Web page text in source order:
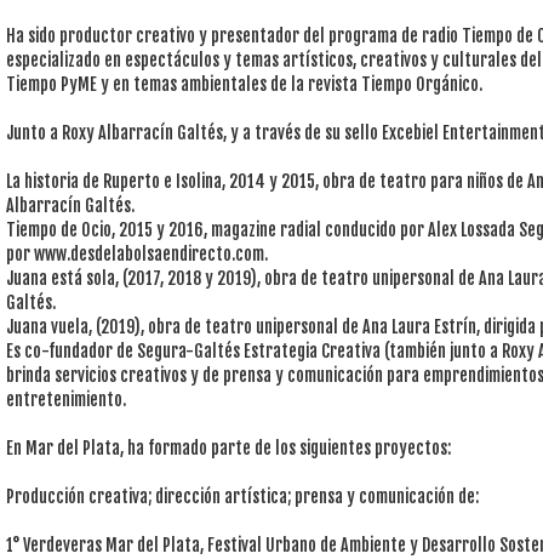
Ha sido productor creativo y presentador del programa de radio Tiempo de
especializado en espectáculos y temas artísticos, creativos y culturales
Tiempo PyME y en temas ambientales de la revista Tiempo Orgánico.
Junto a Roxy Albarracín Galtés, y a través de su sello Excebiel
La historia de Ruperto e Isolina, 2014 y 2015, obra de teatro para niños de
Albarracín Galtés.
Tiempo de Ocio, 2015 y 2016, magazine radial conducido por Alex Lossada
por www.desdelabolsaendirecto.com.
Juana está sola, (2017, 2018 y 2019), obra de teatro unipersonal de Ana
Galtés.
Juana vuela, (2019), obra de teatro unipersonal de Ana Laura Estrín,
Es co-fundador de Segura-Galtés Estrategia Creativa (también junto a
brinda servicios creativos y de prensa y comunicación para
entretenimiento.
En Mar del Plata, ha formado parte de los siguientes proyectos:
Producción creativa; dirección artística; prensa y comunicación de:
1° Verdeveras Mar del Plata, Festival Urbano de Ambiente y Desarrollo